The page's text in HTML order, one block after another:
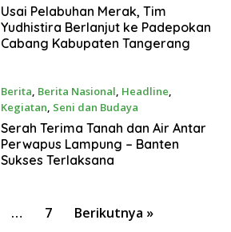
22 Juli 2022
Usai Pelabuhan Merak, Tim
Yudhistira Berlanjut ke Padepokan
Cabang Kabupaten Tangerang
Berita, Berita Nasional, Headline,
Kegiatan, Seni dan Budaya
21 Juli 2022
Serah Terima Tanah dan Air Antar
Perwapus Lampung – Banten
Sukses Terlaksana
… 7 Berikutnya »